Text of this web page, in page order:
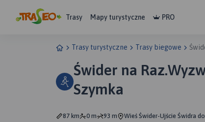
Trasy Mapy turystyczne PRO
Trasy turystyczne Trasy biegowe
Świder na
Szymka
87 km 0 m 93 m Wieś Świder-Ujście Świdra